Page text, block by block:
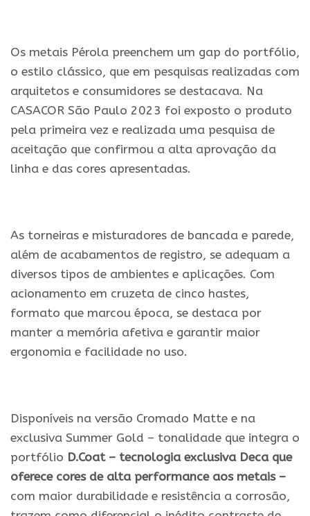
Os metais Pérola preenchem um gap do portfólio,
o estilo clássico, que em pesquisas realizadas com
arquitetos e consumidores se destacava. Na
CASACOR São Paulo 2023 foi exposto o produto
pela primeira vez e realizada uma pesquisa de
aceitação que confirmou a alta aprovação da
linha e das cores apresentadas.
As torneiras e misturadores de bancada e parede,
além de acabamentos de registro, se adequam a
diversos tipos de ambientes e aplicações. Com
acionamento em cruzeta de cinco hastes,
formato que marcou época, se destaca por
manter a memória afetiva e garantir maior
ergonomia e facilidade no uso.
Disponíveis na versão Cromado Matte e na
exclusiva Summer Gold – tonalidade que integra o
portfólio D.Coat – tecnologia exclusiva Deca que
oferece cores de alta performance aos metais –
com maior durabilidade e resistência a corrosão,